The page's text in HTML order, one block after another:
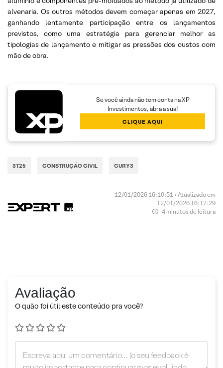
alvenaria. Os outros métodos devem começar apenas em 2027,
ganhando lentamente participação entre os lançamentos
previstos, como uma estratégia para gerenciar melhor as
tipologias de lançamento e mitigar as pressões dos custos com
mão de obra.
Se você ainda não tem conta na XP
Investimentos, abra a sua!
CLIQUE AQUI
3T25 CONSTRUÇÃO CIVIL CURY3
12/01/2026 16:10:51 • Atualizado em
12/01/2026 16:12:29
4 minutos de leitura
Avaliação
O quão foi útil este conteúdo pra você?